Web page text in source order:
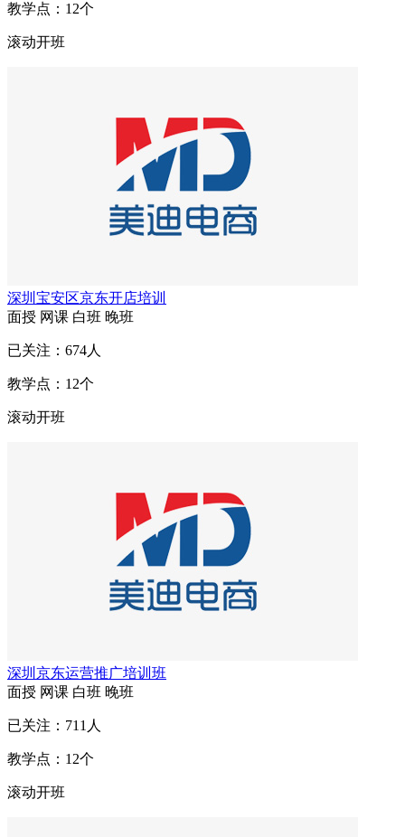
教学点： 12个
滚动开班
深圳宝安区京东开店培训
面授 网课 白班 晚班
已关注： 674人
教学点： 12个
滚动开班
深圳京东运营推广培训班
面授 网课 白班 晚班
已关注： 711 人
教学点： 12个
滚动开班